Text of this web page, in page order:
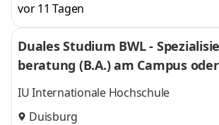
vor 11 Tagen
Duales Studium BWL -
beratung (B.A.) am Campus
IU Internationale Hochschule
Duisburg